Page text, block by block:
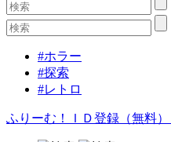
#ホラー
#探索
#レトロ
ふりーむ！ＩＤ登録（無料）